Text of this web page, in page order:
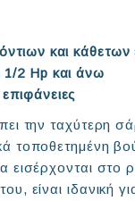
και
1/2 Hp και άνω
την ταχύτερη
τοποθετημένη
εισέρχονται
είναι ιδανική